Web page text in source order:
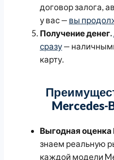
договор залога,
у вас — вы
Получение денег.
сразу—
карту.
Mercedes-
Выгодная оценка
знаем реальную
каждой модели